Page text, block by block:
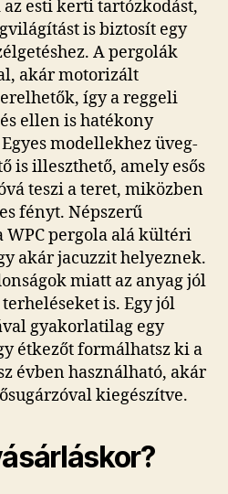
esti kerti tartózkodást,
is biztosít egy
A pergolák
akár motorizált
így a reggeli
ellen is hatékony
modellekhez üveg-
is illeszthető, amely esős
teszi a teret, miközben
fényt. Népszerű
WPC pergola alá kültéri
akár jacuzzit helyeznek.
miatt az anyag jól
is. Egy jól
gyakorlatilag egy
étkezőt formálhatsz ki a
évben használható, akár
kiegészítve.